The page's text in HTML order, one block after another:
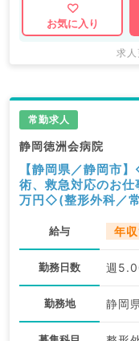
お気に入り
求
常勤求人
静岡徳洲会病院
【静岡県／静岡市
術、救急対応のお
万円◇(整形外科／
給与 年
勤務日数 週
勤務地 静岡